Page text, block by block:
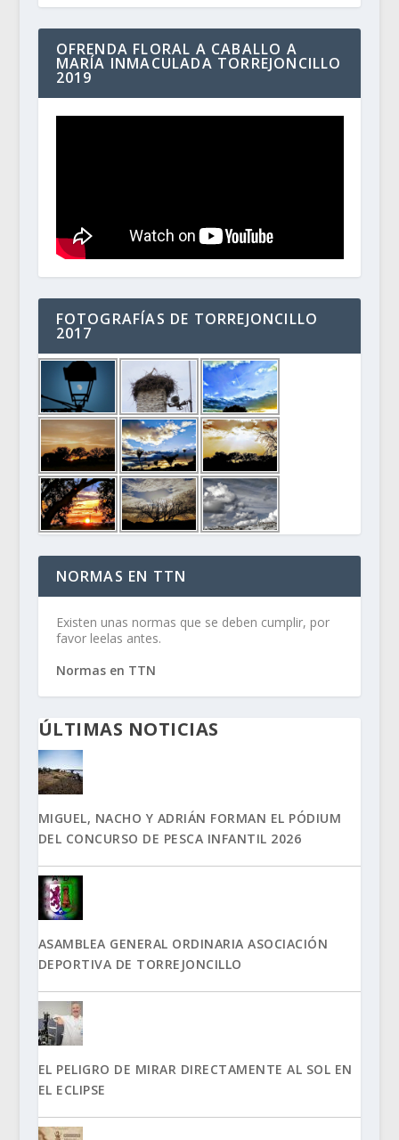
OFRENDA FLORAL A CABALLO A
MARÍA INMACULADA TORREJONCILLO
2019
FOTOGRAFÍAS DE TORREJONCILLO
2017
NORMAS EN TTN
Existen unas normas que se deben cumplir, por
favor leelas antes.
Normas en TTN
ÚLTIMAS NOTICIAS
MIGUEL, NACHO Y ADRIÁN FORMAN EL PÓDIUM
DEL CONCURSO DE PESCA INFANTIL 2026
ASAMBLEA GENERAL ORDINARIA ASOCIACIÓN
DEPORTIVA DE TORREJONCILLO
EL PELIGRO DE MIRAR DIRECTAMENTE AL SOL EN
EL ECLIPSE